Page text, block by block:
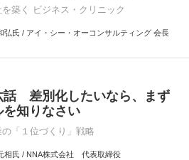
築く ビジネス・クリニック
弘氏 / アイ・シー・オーコンサルティング 会長
話 差別化したいなら、まず
を知りなさい
「１位づくり」戦略
相氏 / NNA株式会社 代表取締役